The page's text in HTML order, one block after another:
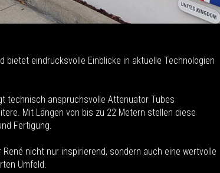
eindrucksvolle Einblicke in aktuelle Technologien
technisch anspruchsvolle Attenuator Tubes
Mit Längen von bis zu 22 Metern stellen diese
Fertigung.
nicht nur inspirierend, sondern auch eine wertvolle
Umfeld.